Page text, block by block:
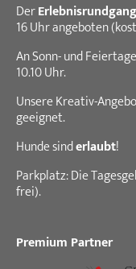
Der
16 Uhr angeboten
An Sonn- und
10.10 Uhr.
Unsere Kreativ-
geeignet.
Hunde sinderlaubt!
Parkplatz: Die
frei).
Premium Partner